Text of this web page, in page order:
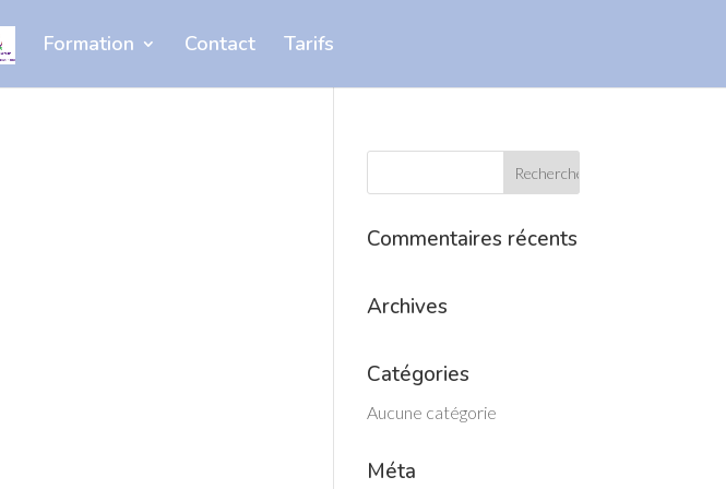
Formation Contact Tarifs
Commentaires récents
Archives
Catégories
Aucune catégorie
Méta